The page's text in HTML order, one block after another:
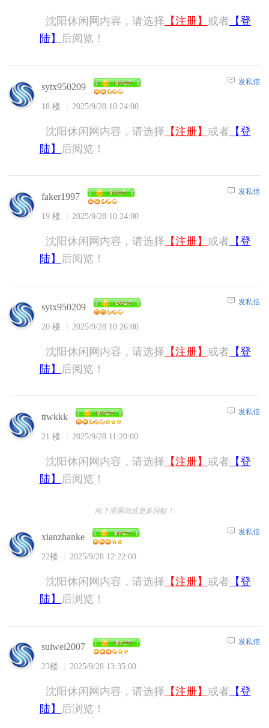
沈阳休闲网内容，请选择 【注册】 或者 【登
陆】
后阅览！
sytx950209
18 楼 2025/9/28 10:24:00
发私信
沈阳休闲网内容，请选择 【注册】 或者 【登
陆】
后阅览！
faker1997
19 楼 2025/9/28 10:24:00
发私信
沈阳休闲网内容，请选择 【注册】 或者 【登
陆】
后阅览！
sytx950209
20 楼 2025/9/28 10:26:00
发私信
沈阳休闲网内容，请选择 【注册】 或者 【登
陆】
后阅览！
ttwkkk
21 楼 2025/9/28 11:20:00
发私信
沈阳休闲网内容，请选择 【注册】 或者 【登
陆】
后阅览！
向下滑屏阅览更多回帖！
xianzhanke
22楼 2025/9/28 12:22:00
发私信
沈阳休闲网内容，请选择 【注册】 或者 【登
陆】
后浏览！
suiwei2007
23楼 2025/9/28 13:35:00
发私信
沈阳休闲网内容，请选择 【注册】 或者 【登
陆】
后浏览！